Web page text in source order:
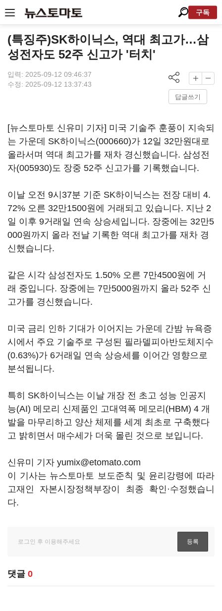
구독
(특징주)SK하이닉스, 역대 최고가…삼
성전자도 52주 신고가 '터치'
입력: 2025-09-12 09:46:37
수정: 2025-09-12 13:37:43
답글쓰기
[뉴스토마토 신유미 기자] 미국 기술주 훈풍이 지속되
는 가운데 SK하이닉스(000660)가 12일 32만원대로
올라서며 역대 최고가를 재차 경신했습니다. 삼성전
자(005930)도 장중 52주 신고가를 기록했습니다.
이날 오전 9시37분 기준 SK하이닉스는 전장 대비 4.
72% 오른 32만1500원에 거래되고 있습니다. 지난 2
일 이후 9거래일 연속 상승세입니다. 장중에는 32만5
000원까지 올라 전날 기록한 역대 최고가를 재차 경
신했습니다.
같은 시각 삼성전자도 1.50% 오른 7만4500원에 거
래 중입니다. 장중에는 7만5000원까지 올라 52주 신
고가를 경신했습니다.
미국 금리 인하 기대가 이어지는 가운데 간밤 뉴욕증
시에서 주요 기술주로 구성된 필라델피아반도체지수
(0.63%)가 6거래일 연속 상승세를 이어간 영향으로
분석됩니다.
특히 SK하이닉스는 이날 개장 전 초고 성능 인공지
능(AI) 메모리 신제품인 고대역폭 메모리(HBM) 4 개
발을 마무리하고 양산 체제를 세계 최초로 구축했다
고 밝히면서 매수세가 더욱 몰린 것으로 보입니다.
신유미 기자 yumix@etomato.com
이 기사는 뉴스토마토 보도준칙 및 윤리강령에 따라
고재인 자본시장정책부장이 최종 확인·수정했습니
다.
댓글 0